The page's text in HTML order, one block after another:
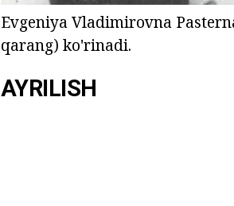
Evgeniya Vladimirovna
qarang) ko'rinadi.
AYRILISH